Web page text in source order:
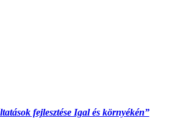
fejlesztése Igal és környékén”